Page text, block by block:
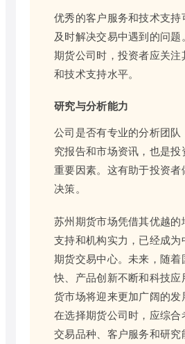
优秀的客户服务和技术支
及时解决交易中遇到的问
期货公司时，投资者应关
和技术支持水平。
研究与分析能力
公司是否有专业的分析团
究报告和市场资讯，也是投
重要因素。这有助于投资者
决策。
苏州期货市场凭借其优越
支持和机构实力，已经成为
期货交易中心。未来，随着
快、产品创新不断和科技应
货市场将迎来更加广阔的
在选择期货公司时，应综合
交易品种、客户服务和研究